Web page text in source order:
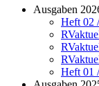
Ausgaben
Heft 02
Heft 01